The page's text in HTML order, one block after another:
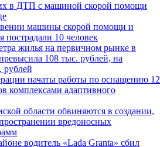
в ДТП с машиной скорой помощи
машины скорой помощи и
пострадали 10 человек
жилья на первичном рынке в
108 тыс. рублей, на
начаты работы по оснащению 12
комплексами адаптивного
области обвиняются в создании,
вредоносных
водитель «Lada Granta» сбил